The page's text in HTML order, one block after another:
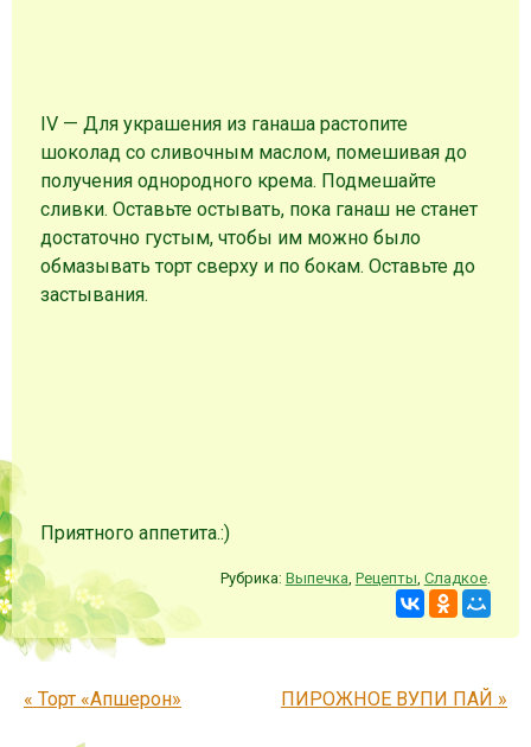
IV — Для украшения из ганаша растопите
шоколад со сливочным маслом, помешивая до
получения однородного крема. Подмешайте
сливки. Оставьте остывать, пока ганаш не станет
достаточно густым, чтобы им можно было
обмазывать торт сверху и по бокам. Оставьте до
застывания.
Приятного аппетита.:)
Рубрика: Выпечка, Рецепты, Сладкое.
Запись навигация
« Торт «Апшерон» ПИРОЖНОЕ ВУПИ ПАЙ »